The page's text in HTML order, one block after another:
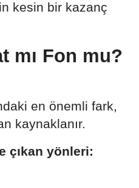
kesin bir kazanç
mı Fon mu?
en önemli fark,
kaynaklanır.
çıkan yönleri: